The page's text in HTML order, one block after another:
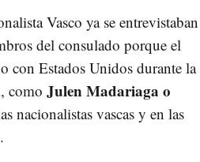
Vasco ya se entrevistaban
del consulado porque el
con Estados Unidos durante la
como Julen Madariaga o
nacionalistas vascas y en las